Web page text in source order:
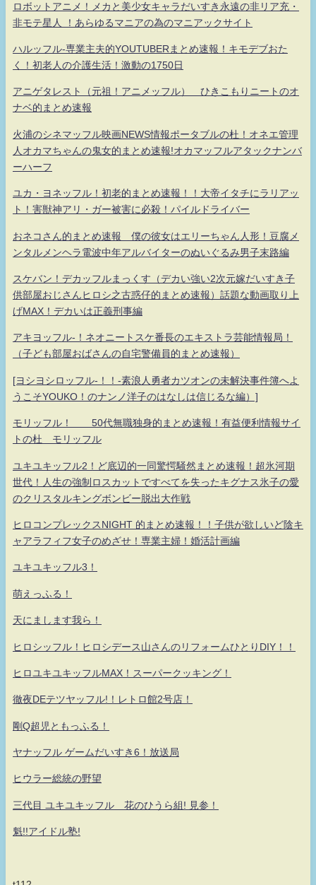
ロボットアニメ！メカと美少女キャラだいすき永遠の非リア充・
非モテ星人 ！あらゆるマニアの為のマニアックサイト
ハルッフル-専業主夫的YOUTUBERまとめ速報！キモデブおた
く！初老人の介護生活！激動の1750日
アニゲタレスト（元祖！アニメッフル） ひきこもりニートのオ
ナベ的まとめ速報
火浦のシネマッフル映画NEWS情報ポータブルの杜！オネエ管理
人オカマちゃんの鬼女的まとめ速報!オカマッフルアタックナンバ
ーハーフ
ユカ・ヨネッフル！初老的まとめ速報！！大帝イタチにラリアッ
ト！害獣神アリ・ガー被害に必殺！パイルドライバー
おネコさん的まとめ速報 僕の彼女はエリーちゃん人形！豆腐メ
ンタルメンヘラ電波中年アルバイターのぬいぐるみ男子末路編
スケバン！デカッフルまっくす（デカい強い2次元嫁だいすき子
供部屋おじさんヒロシ之古惑仔的まとめ速報）話題な動画取り上
げMAX！デカいは正義刑事編
アキヨッフル-！ネオニートスケ番長のエキストラ芸能情報局！
（子ども部屋おばさんの自宅警備員的まとめ速報）
[ヨシヨシロッフル-！！-素浪人勇者カツオンの未解決事件簿へよ
うこそYOUKO！のナンノ洋子のはなしは信じるな編）]
モリッフル！ 50代無職独身的まとめ速報！有益便利情報サイ
トの杜 モリッフル
ユキユキッフル2！ど底辺的一同驚愕騒然まとめ速報！超氷河期
世代！人生の強制ロスカットですべてを失ったキグナス氷子の愛
のクリスタルキングボンビー脱出大作戦
ヒロコンプレックスNIGHT 的まとめ速報！！子供が欲しいど陰キ
ャアラフィフ女子のめざせ！専業主婦！婚活計画編
ユキユキッフル3！
萌えっふる！
天にまします我ら！
ヒロシッフル！ヒロシデース山さんのリフォームひとりDIY！！
ヒロユキユキッフルMAX！スーパークッキング！
徹夜DEテツヤッフル!！レトロ館2号店！
剛Q超児ともっふる！
ヤナッフル ゲームだいすき6！放送局
ヒウラー総統の野望
三代目 ユキユキッフル 花のひうら組! 見参！
魁!!アイドル塾!